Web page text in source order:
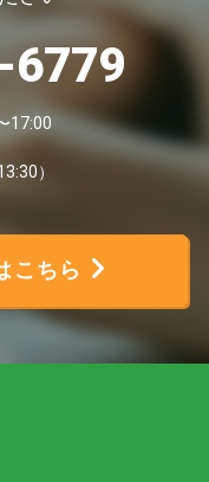
6779
17:00
）
こちら